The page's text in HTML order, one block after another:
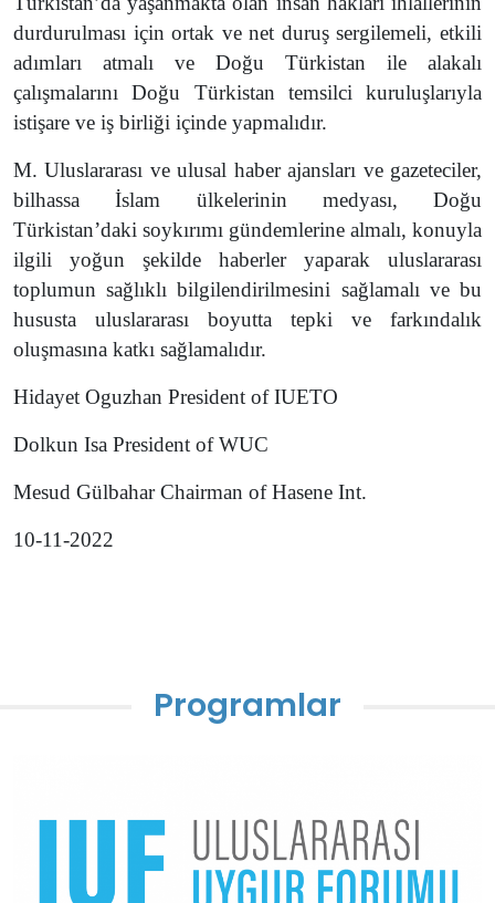
durdurulması için ortak ve net duruş sergilemeli, etkili
adımları atmalı ve Doğu Türkistan ile alakalı
çalışmalarını Doğu Türkistan temsilci kuruluşlarıyla
istişare ve iş birliği içinde yapmalıdır.
M. Uluslararası ve ulusal haber ajansları ve gazeteciler,
bilhassa İslam ülkelerinin medyası, Doğu
Türkistan’daki soykırımı gündemlerine almalı, konuyla
ilgili yoğun şekilde haberler yaparak uluslararası
toplumun sağlıklı bilgilendirilmesini sağlamalı ve bu
hususta uluslararası boyutta tepki ve farkındalık
oluşmasına katkı sağlamalıdır.
Hidayet Oguzhan President of IUETO
Dolkun Isa President of WUC
Mesud Gülbahar Chairman of Hasene Int.
10-11-2022
Programlar